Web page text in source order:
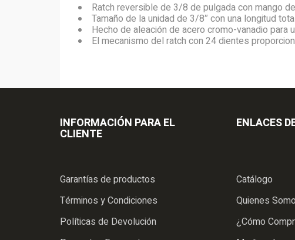
Ratch reversible de 3/8 de pulgada con mango
Tamaño de la unidad de 3/8″ con una longitud
Hecho de aleación de acero cromo-vanadio
El mecanismo del ratch con 24 dientes
INFORMACIÓN PARA EL
CLIENTE
Garantías de productos
Términos y Condiciones
Políticas de Devolución
ENLACES
Catálogo
Quienes
¿Cómo